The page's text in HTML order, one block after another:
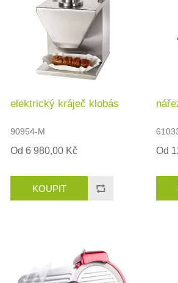
elektrický kráječ klobás
90954-M
Od 6 980,00 Kč Od